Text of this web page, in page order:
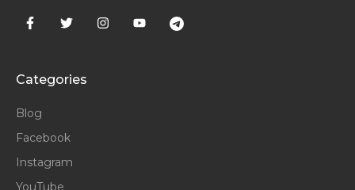
Categories
Blog
Facebook
Instagram
YouTube